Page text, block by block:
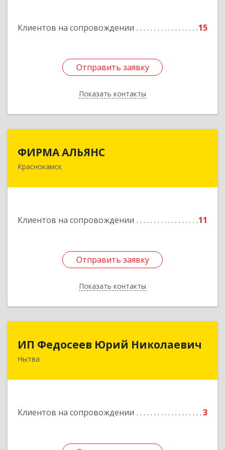
Клиентов на сопровождении 15
Отправить заявку
Показать контакты
Отправить заявку
Назад
ФИРМА АЛЬЯНС
Краснокамск
Клиентов на сопровождении 11
Отправить заявку
Показать контакты
Отправить заявку
Назад
ИП Федосеев Юрий Николаевич
Нытва
Клиентов на сопровождении 3
ИП Федосеев Юрий Николаевич